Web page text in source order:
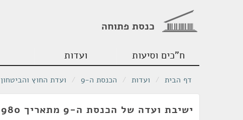
כנסת פתוחה
ח"כים וסיעות ועדות
דף הבית / ועדות / הכנסת ה-9 / ועדת החוץ והביטחון
ישיבת ועדה של הכנסת ה-9 מתאריך 19/05/1980